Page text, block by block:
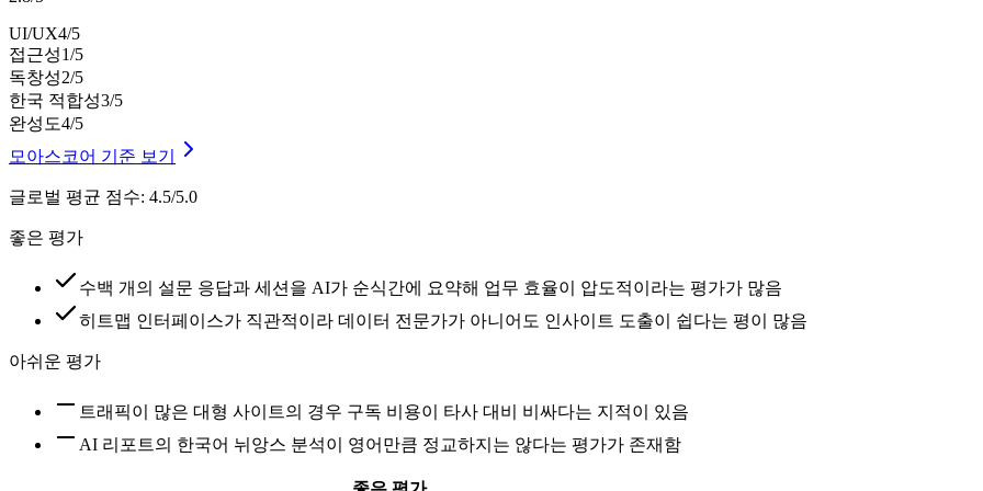
UI/UX4/5
접근성1/5
독창성2/5
한국 적합성3/5
완성도4/5
모아스코어 기준 보기
글로벌 평균 점수: 4.5/5.0
좋은 평가
수백 개의 설문 응답과 세션을 AI가 순식간에 요약해 업무 효율이 압도적이라는 평가가 많음
히트맵 인터페이스가 직관적이라 데이터 전문가가 아니어도 인사이트 도출이 쉽다는 평이 많음
아쉬운 평가
트래픽이 많은 대형 사이트의 경우 구독 비용이 타사 대비 비싸다는 지적이 있음
AI 리포트의 한국어 뉘앙스 분석이 영어만큼 정교하지는 않다는 평가가 존재함